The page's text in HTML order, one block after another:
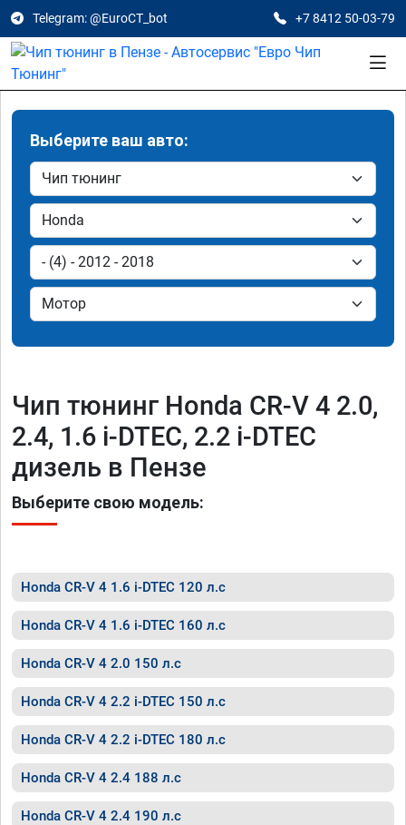
Telegram: @EuroCT_bot +7 8412 50-03-79
Выберите ваш авто:
Чип тюнинг Honda CR-V 4 2.0,
2.4, 1.6 i-DTEC, 2.2 i-DTEC
дизель в Пензе
Выберите свою модель:
Honda CR-V 4 1.6 i-DTEC 120 л.с
Honda CR-V 4 1.6 i-DTEC 160 л.с
Honda CR-V 4 2.0 150 л.с
Honda CR-V 4 2.2 i-DTEC 150 л.с
Honda CR-V 4 2.2 i-DTEC 180 л.с
Honda CR-V 4 2.4 188 л.с
Honda CR-V 4 2.4 190 л.с